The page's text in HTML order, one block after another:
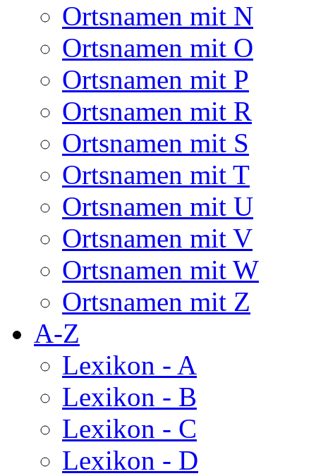
Ortsnamen mit N
Ortsnamen mit O
Ortsnamen mit P
Ortsnamen mit R
Ortsnamen mit S
Ortsnamen mit T
Ortsnamen mit U
Ortsnamen mit V
Ortsnamen mit W
Ortsnamen mit Z
A-Z
Lexikon - A
Lexikon - B
Lexikon - C
Lexikon - D